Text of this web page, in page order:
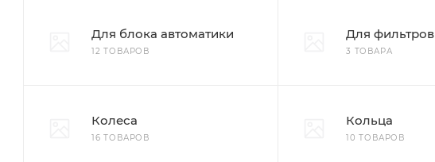
Для блока автоматики
12 ТОВАРОВ
Для фильтров
3 ТОВАРА
Колеса
16 ТОВАРОВ
Кольца
10 ТОВАРОВ